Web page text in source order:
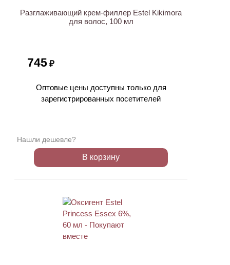
Разглаживающий крем-филлер Estel Kikimora
для волос, 100 мл
745 ₽
Оптовые цены доступны только для
зарегистрированных посетителей
Нашли дешевле?
В корзину